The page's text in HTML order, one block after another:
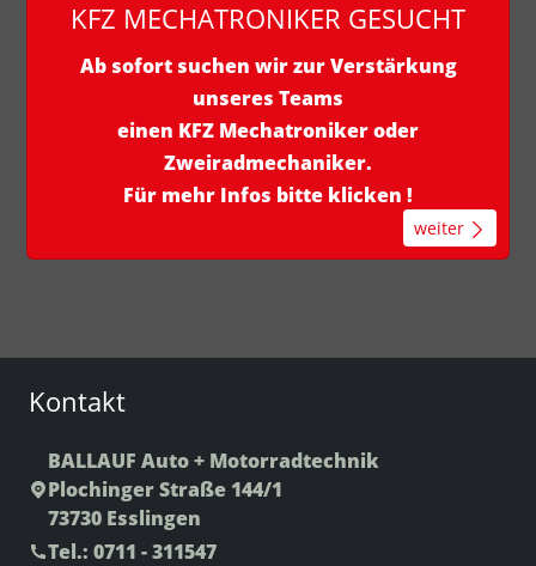
KFZ MECHATRONIKER GESUCHT
Ab sofort suchen wir zur Verstärkung
unseres Teams
einen KFZ Mechatroniker oder
Zweiradmechaniker.
Für mehr Infos bitte klicken !
weiter
Kontakt
BALLAUF Auto + Motorradtechnik
Plochinger Straße 144/1
73730 Esslingen
Tel.: 0711 - 311547